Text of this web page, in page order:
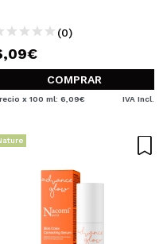
(0)
COMPRAR
x 100 ml: 6,09€ IVA Incl.